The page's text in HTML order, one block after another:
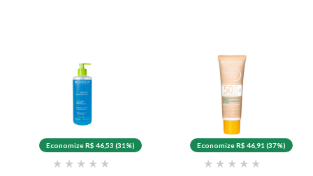
Economize R$ 46,53 (31%)
★ ★ ★ ★ ★
Economize R$ 46,91 (37%)
★ ★ ★ ★ ★